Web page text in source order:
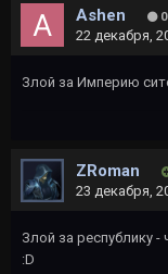
Ashen 0
22 декабря,
Злой за Империю
ZRoman
23 декабря,
Злой за республику
:D